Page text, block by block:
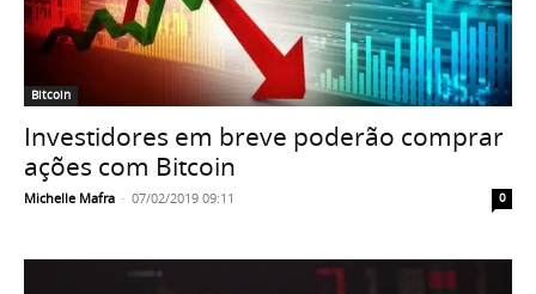
Bitcoin
Investidores em breve poderão comprar
ações com Bitcoin
Michelle Mafra - 07/02/2019 09:11 0